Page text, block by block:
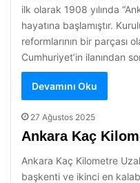
ilk olarak 1908 yılında
hayatına başlamıştır.
reformlarının bir parçası
Cumhuriyet’in ilanından
Devamını Oku
27 Ağustos 2025
Ankara Kaç
Ankara Kaç Kilometre
başkenti ve ikinci en